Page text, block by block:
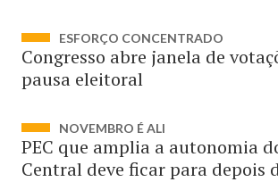
ESFORÇO CONCENTRADO
Congresso abre janela de
pausa eleitoral
NOVEMBRO É ALI
PEC que amplia a autonomia
Central deve ficar para depois